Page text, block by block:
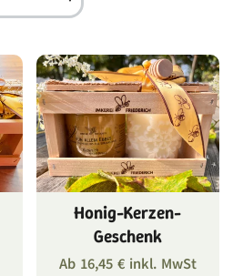
Honig-Kerzen-
Geschenk
Ab 16,45 €inkl. MwSt